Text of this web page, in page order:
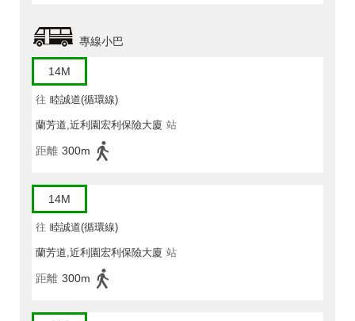
專線小巴
14M
往 睦誠道(循環線)
蘭芳道,近利園宏利保險大廈 站
距離 300m
14M
往 睦誠道(循環線)
蘭芳道,近利園宏利保險大廈 站
距離 300m